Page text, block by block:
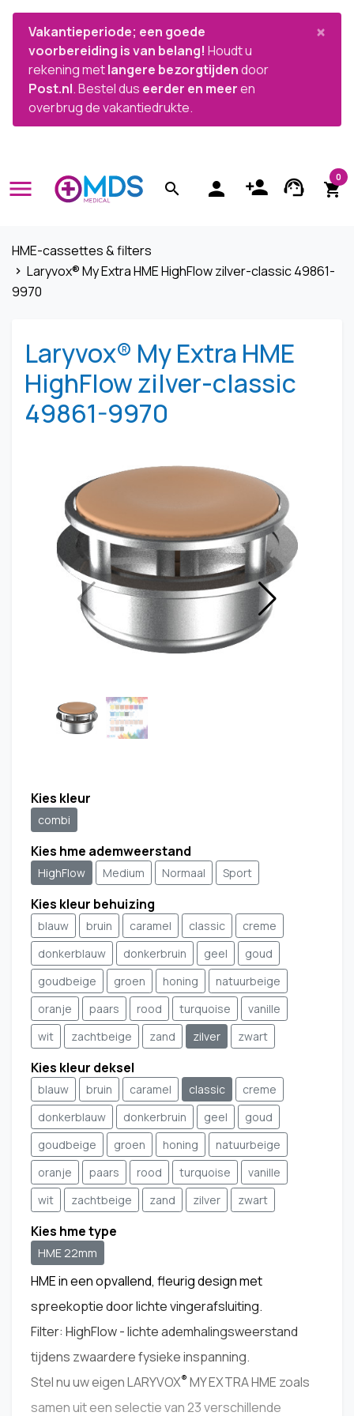
×
Vakantieperiode; een goede
voorbereiding is van belang! Houdt u
rekening metlangere bezorgtijdendoor
Post.nl. Bestel dus eerder en meeren
overbrug de vakantiedrukte.
menu search person person_add support_agent shopping_cart
0
HME-cassettes & filters
navigate_next Laryvox® My Extra HME HighFlow zilver-classic 49861-
9970
Laryvox® My Extra HME
HighFlow zilver-classic
49861-9970


Kies kleur
combi
Kies hme ademweerstand
HighFlow Medium Normaal Sport
Kies kleur behuizing
blauw bruin caramel classic
creme
donkerblauw
donkerbruin geel
goud
goudbeige
groen honing
natuurbeige
oranje
paars rood turquoise
vanille
wit
zachtbeige zand zilver zwart
Kies kleur deksel
blauw bruin caramel classic
creme
donkerblauw
donkerbruin geel
goud
goudbeige
groen honing
natuurbeige
oranje
paars rood turquoise
vanille
wit
zachtbeige zand zilver zwart
Kies hme type
HME 22mm
HME in een opvallend, fleurig design met
spreekoptie door lichte vingerafsluiting.
Filter: HighFlow - lichte ademhalingsweerstand
tijdens zwaardere fysieke inspanning.
Stel nu uw eigen LARYVOX® MY EXTRA HME zoals
samen uit een selectie van 23 verschillende